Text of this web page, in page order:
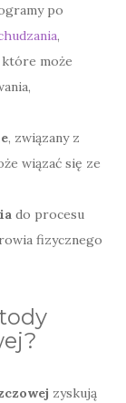
po
,
które może
, związany z
wiązać się ze
do procesu
fizycznego
zyskują